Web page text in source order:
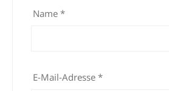
Name *
E-Mail-Adresse *